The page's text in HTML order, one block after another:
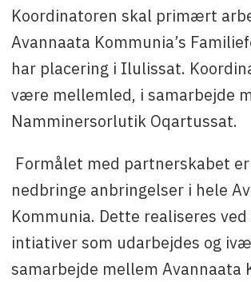
Koordinatoren skal primært
Avannaata Kommunia’s
har placering i Ilulissat.
være mellemled, i samarbejde
Namminersorlutik Oqartussat.
Formålet med partnerskabet
nedbringe anbringelser i hele
Kommunia. Dette realiseres
intiativer som udarbejdes og
samarbejde mellem Avannaata